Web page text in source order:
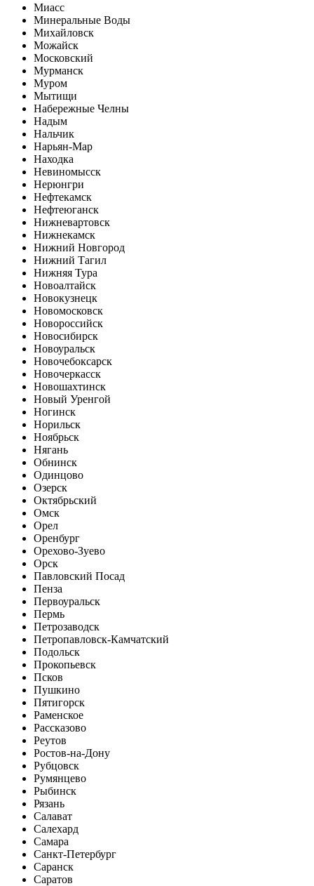
Миасс
Минеральные Воды
Михайловск
Можайск
Московский
Мурманск
Муром
Мытищи
Набережные Челны
Надым
Нальчик
Нарьян-Мар
Находка
Невиномысск
Нерюнгри
Нефтекамск
Нефтеюганск
Нижневартовск
Нижнекамск
Нижний Новгород
Нижний Тагил
Нижняя Тура
Новоалтайск
Новокузнецк
Новомосковск
Новороссийск
Новосибирск
Новоуральск
Новочебоксарск
Новочеркасск
Новошахтинск
Новый Уренгой
Ногинск
Норильск
Ноябрьск
Нягань
Обнинск
Одинцово
Озерск
Октябрьский
Омск
Орел
Оренбург
Орехово-Зуево
Орск
Павловский Посад
Пенза
Первоуральск
Пермь
Петрозаводск
Петропавловск-Камчатский
Подольск
Прокопьевск
Псков
Пушкино
Пятигорск
Раменское
Рассказово
Реутов
Ростов-на-Дону
Рубцовск
Румянцево
Рыбинск
Рязань
Салават
Салехард
Самара
Санкт-Петербург
Саранск
Саратов